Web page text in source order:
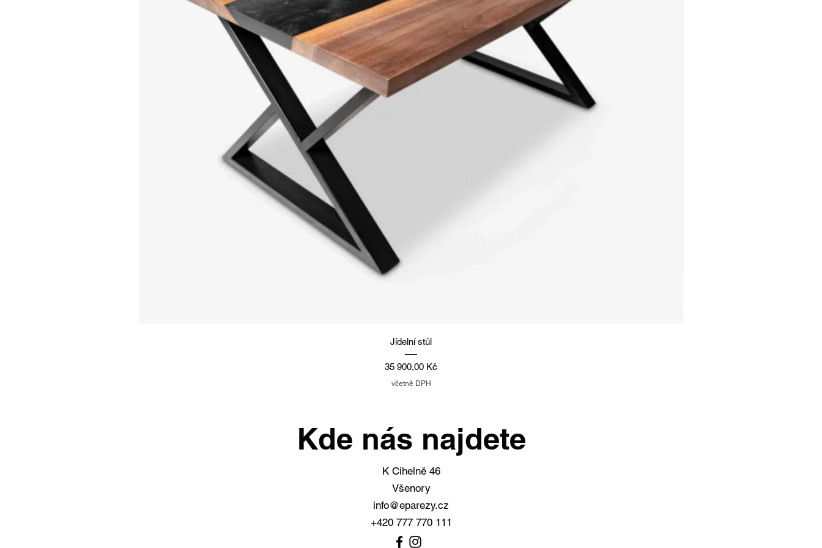
Rychlý náhled
Jídelní stůl
Cena
35 900,00 Kč
včetně DPH
Kde nás najdete
K Cihelně 46
Všenory
info@eparezy.cz
+420 777 770 111